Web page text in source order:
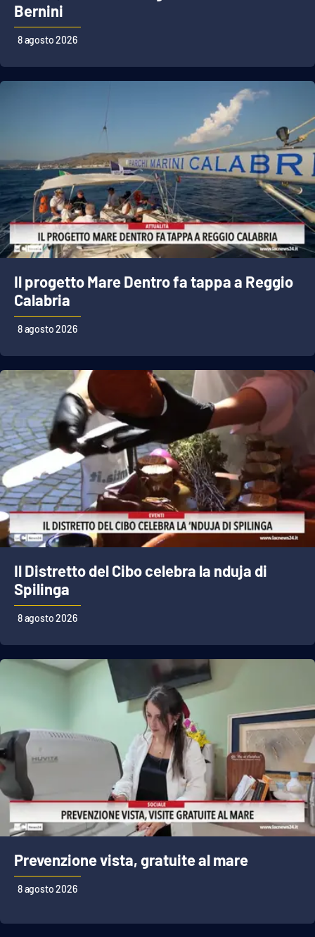
Buona Sanità Calabria
LA
CALABRIAVISIONE
Food
Storie
NETWORK
Lacplay.it
Laconair.it
Lacitymag.it
Lacapitalenews.it
Ilreggino.it
Cosenzachannel.it
Ilvibonese.it
Catanzarochannel.it
APP
Android
Bernini
8 agosto 2026
Il progetto Mare Dentro fa tappa a Reggio
Calabria
8 agosto 2026
Il Distretto del Cibo celebra la nduja di
Spilinga
8 agosto 2026
Prevenzione vista, gratuite al mare
8 agosto 2026